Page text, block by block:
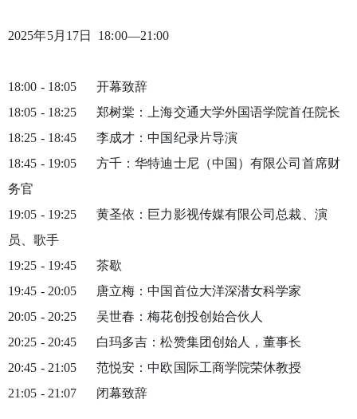
2025年5月17日 18:00—21:00
18:00 - 18:05 开幕致辞
18:05 - 18:25 郑树棠：上海交通大学外国语学院首任院长
18:25 - 18:45 李成才：中国纪录片导演
18:45 - 19:05 方千：华特迪士尼（中国）有限公司首席财
务官
19:05 - 19:25 黄圣依：巨力影视传媒有限公司总裁、演
员、歌手
19:25 - 19:45 茶歇
19:45 - 20:05 唐立梅：中国首位大洋深潜女科学家
20:05 - 20:25 吴世春：梅花创投创始合伙人
20:25 - 20:45 白玛多吉：松赞集团创始人，董事长
20:45 - 21:05 范悦安：中欧国际工商学院荣休教授
21:05 - 21:07 闭幕致辞